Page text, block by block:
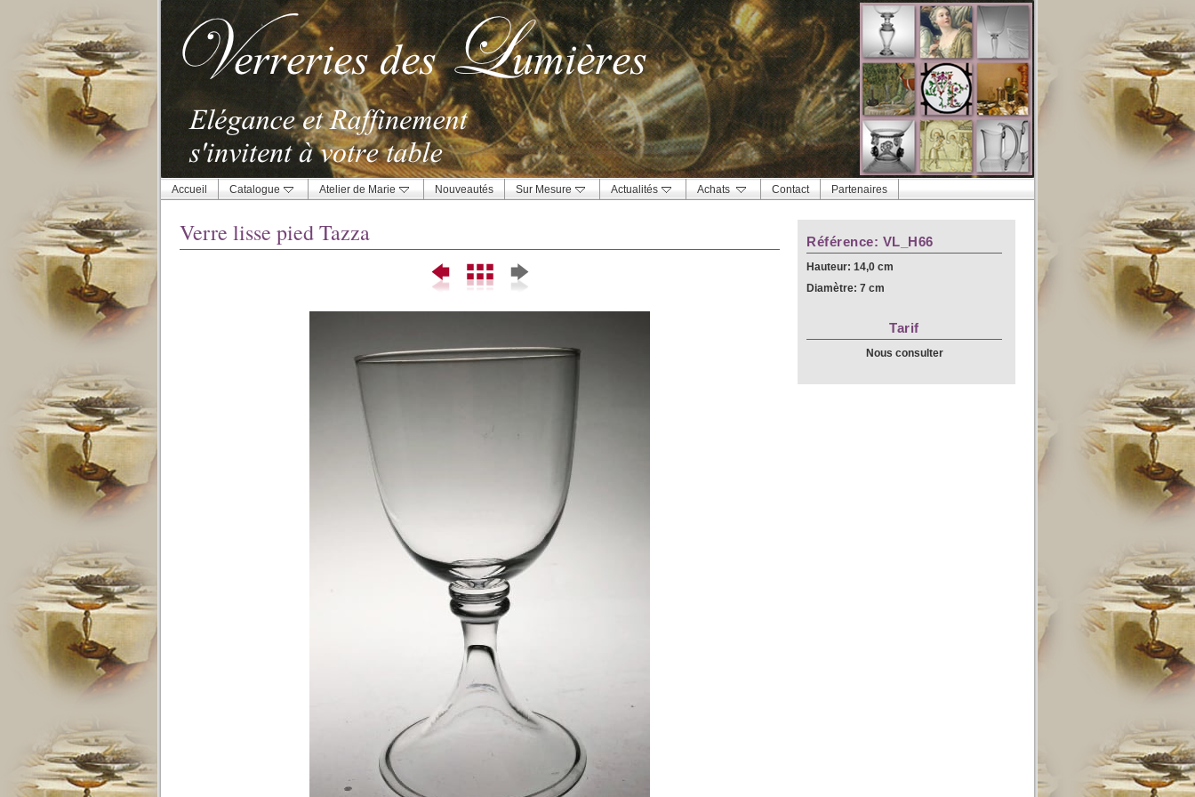
Accueil Catalogue Atelier de Marie Nouveautés Sur Mesure Actualités Achats Contact Partenaires
Référence: VL_H66
Hauteur: 14,0 cm
Diamètre: 7 cm
Tarif
Nous consulter
Verre lisse pied Tazza